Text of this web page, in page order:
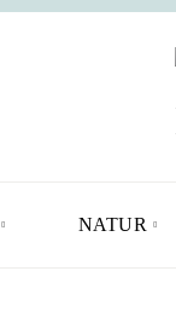
NATUR